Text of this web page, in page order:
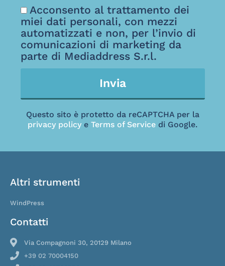
Acconsento al trattamento dei
miei dati personali, con mezzi
automatizzati e non, per l’invio di
comunicazioni di marketing da
parte di Mediaddress S.r.l.
Invia
Questo sito è protetto da reCAPTCHA per la
privacy policy e Terms of Service di Google.
Contatti
Via Compagnoni 30, 20129 Milano
+39 02 70004150
Altri strumenti
WindPress